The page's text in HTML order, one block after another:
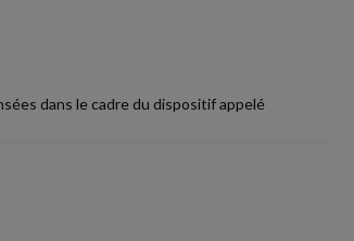
dans le cadre du dispositif appelé